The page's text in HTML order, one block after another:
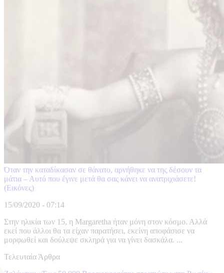
Όταν την καταδίκασαν σε θάνατο, αρνήθηκε να της δέσουν τα
μάτια – Αυτό που έγινε μετά θα σας κάνει να ανατριχιάσετε!
(Εικόνες)
15/09/2020 - 07:14
Στην ηλικία των 15, η Margaretha ήταν μόνη στον κόσμο. Αλλά
εκεί που άλλοι θα τα είχαν παρατήσει, εκείνη αποφάσισε να
μορφωθεί και δούλεψε σκληρά για να γίνει δασκάλα. ...
Τελευταία Άρθρα